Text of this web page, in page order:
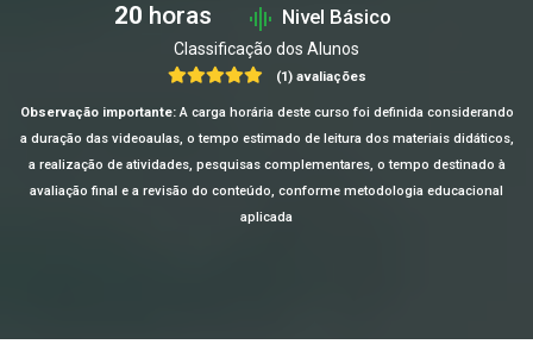
20 horas Nivel Básico
Classificação dos Alunos
(1) avaliações
Observação importante:A carga horária deste curso foi definida considerando
a duração das videoaulas, o tempo estimado de leitura dos materiais didáticos,
a realização de atividades, pesquisas complementares, o tempo destinado à
avaliação final e a revisão do conteúdo, conforme metodologia educacional
aplicada